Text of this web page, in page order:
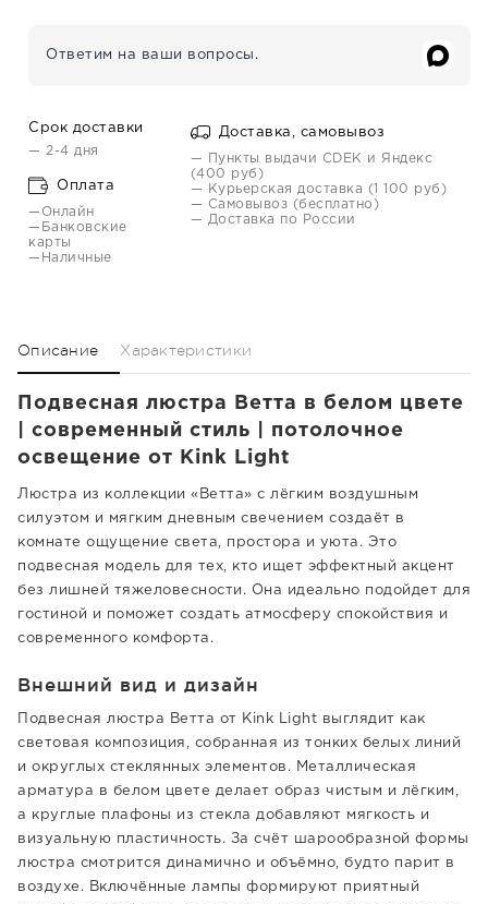
Ответим на ваши вопросы.
Срок доставки
— 2-4 дня
Оплата
—Онлайн
—Банковские
карты
—Наличные
Доставка, самовывоз
— Пункты выдачи CDEK и Яндекс
(400 руб)
— Курьерская доставка (1 100 руб)
— Самовывоз (бесплатно)
— Доставка по России
Описание Характеристики
Подвесная люстра Ветта в белом цвете
| современный стиль | потолочное
освещение от Kink Light
Люстра из коллекции «Ветта» с лёгким воздушным
силуэтом и мягким дневным свечением создаёт в
комнате ощущение света, простора и уюта. Это
подвесная модель для тех, кто ищет эффектный акцент
без лишней тяжеловесности. Она идеально подойдет для
гостиной и поможет создать атмосферу спокойствия и
современного комфорта.
Внешний вид и дизайн
Подвесная люстра Ветта от Kink Light выглядит как
световая композиция, собранная из тонких белых линий
и округлых стеклянных элементов. Металлическая
арматура в белом цвете делает образ чистым и лёгким,
а круглые плафоны из стекла добавляют мягкость и
визуальную пластичность. За счёт шарообразной формы
люстра смотрится динамично и объёмно, будто парит в
воздухе. Включённые лампы формируют приятный